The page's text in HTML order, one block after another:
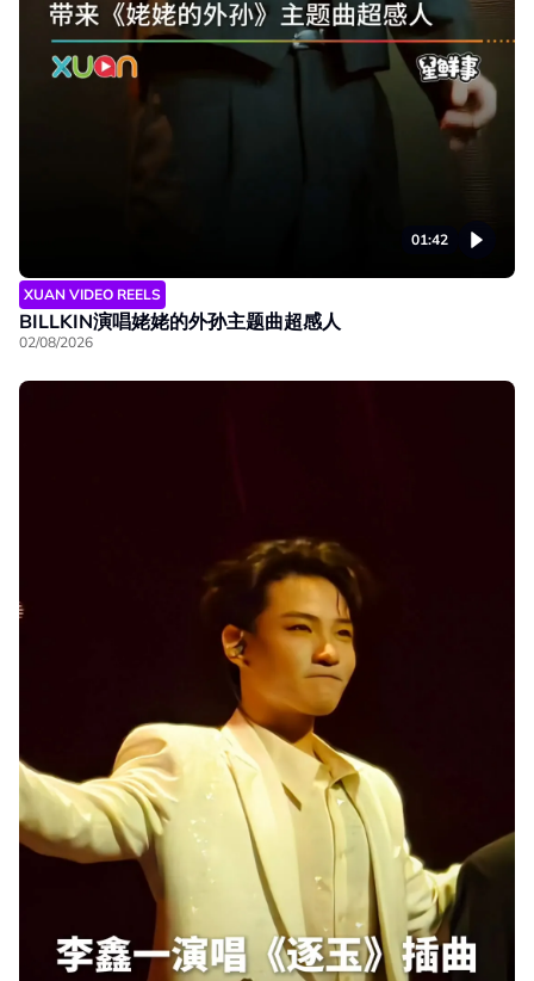
01:42
XUAN VIDEO REELS
BILLKIN演唱姥姥的外孙主题曲超感人
02/08/2026